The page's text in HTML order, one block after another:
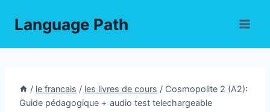
Language Path
/ le francais / les livres de cours / Cosmopolite 2 (A2):
Guide pédagogique + audio test telechargeable